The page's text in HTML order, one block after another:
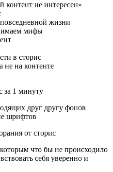
контент не интересен»
жизни
мифы
в сторис
не на контенте
за 1 минуту
друг другу фонов
шрифтов
от сторис
что бы не происходило
себя уверенно и